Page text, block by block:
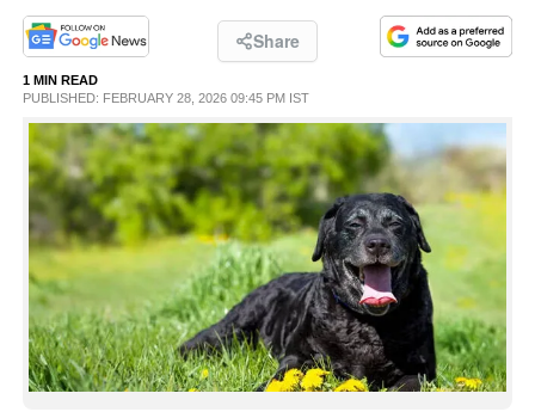
PHOTOS
LIFESTYLE
SPIRITUAL
INFO+
ART
ASTRO
Share
1 MIN READ
PUBLISHED: FEBRUARY 28, 2026 09:45 PM IST